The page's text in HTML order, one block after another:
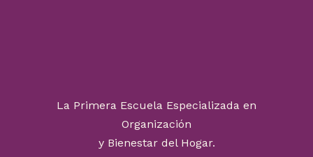
La Primera Escuela Especializada en
Organización
y Bienestar del Hogar.